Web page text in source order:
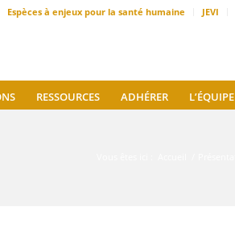
Espèces à enjeux pour la santé humaine JEVI
RESSOURCES ADHÉRER L’ÉQUIPE